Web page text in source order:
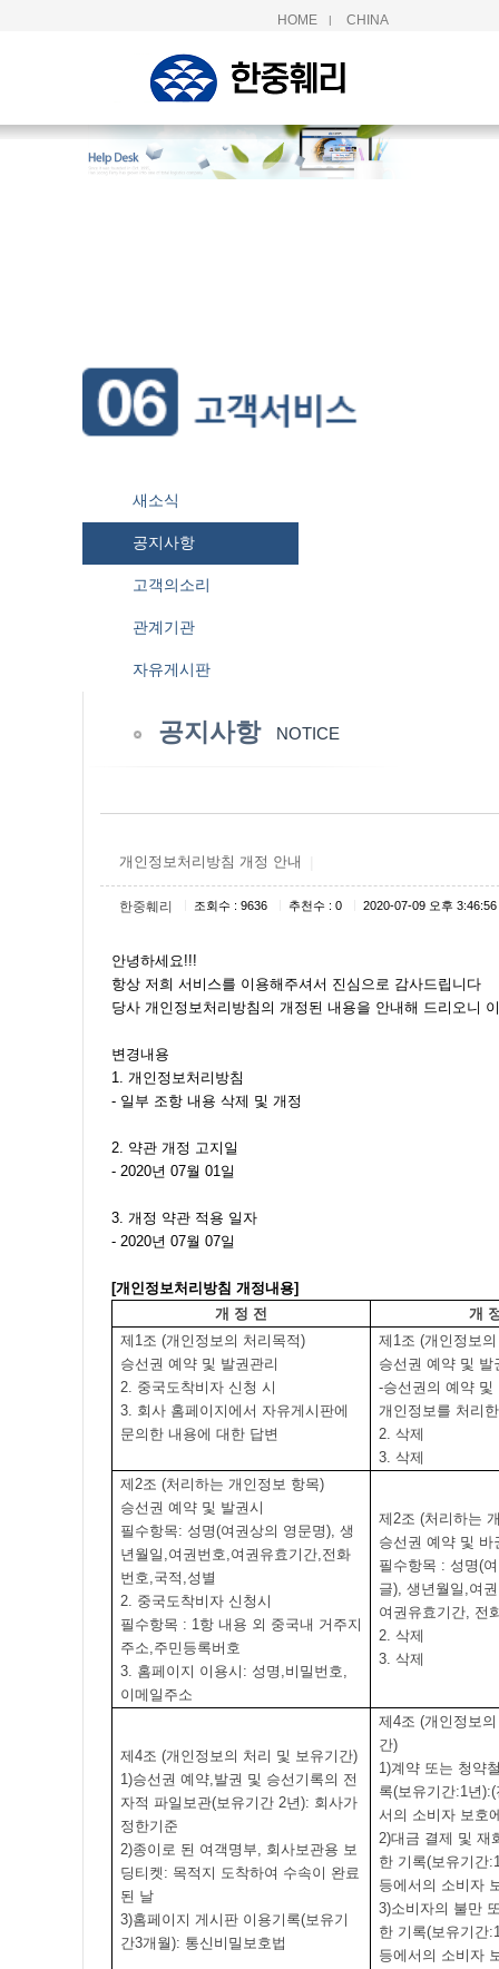
HOME | CHINA
새소식
공지사항
고객의소리
관계기관
자유게시판
공지사항 NOTICE
개인정보처리방침 개정 안내
한중훼리 조회수 : 9636 추천수 : 0 2020-07-09 오후 3:46:56
안녕하세요!!!
항상 저희 서비스를 이용해주셔서 진심으로 감사드립니다
당사 개인정보처리방침의 개정된 내용을 안내해 드리오니
변경내용
1. 개인정보처리방침
- 일부 조항 내용 삭제 및 개정
2. 약관 개정 고지일
- 2020년 07월 01일
3. 개정 약관 적용 일자
- 2020년 07월 07일
[개인정보처리방침 개정내용]
개 정 전
개
제 1조 (개인정보의 처리목적)
승선권 예약 및 발권관리
2. 중국도착비자 신청 시
3. 회사 홈페이지에서 자유게시판에
문의한 내용에 대한 답변
제 1조 (개인정보
승선권 예약 및 발
-승선권의 예약 및
개인정보를 처리
2. 삭제
3. 삭제
제2조 (처리하는 개인정보 항목)
승선권 예약 및 발권시
필수항목: 성명(여권상의 영문명), 생
년월일 ,여권번호,여권유효기간,전화
번호,국적 ,성별
2. 중국도착비자 신청시
필수항목 : 1항 내용 외 중국내 거주지
주소,주민등록버호
3. 홈페이지 이용시 : 성명 ,비밀번호,
이메일주소
제2조 (처리하는
승선권 예약 및 바
필수항목 : 성명(
글), 생년월일 ,여
여권유효기간, 전
2. 삭제
3. 삭제
제4조 (개인정보의 처리 및 보유기간)
1)승선권 예약,발권 및 승선기록의 전
자적 파일보관(보유기간 2년): 회사가
정한기준
2)종이로 된 여객명부, 회사보관용 보
딩티켓 : 목적지 도착하여 수속이 완료
된 날
3)홈페이지 게시판 이용기록(보유기
간3개월): 통신비밀보호법
제4조 (개인정보
간)
1)계약 또는 청약
록(보유기간:1년):(
서의 소비자 보호
2)대금 결제 및 재
한 기록(보유기간
등에서의 소비자
3)소비자의 불만
한 기록(보유기간
등에서의 소비자